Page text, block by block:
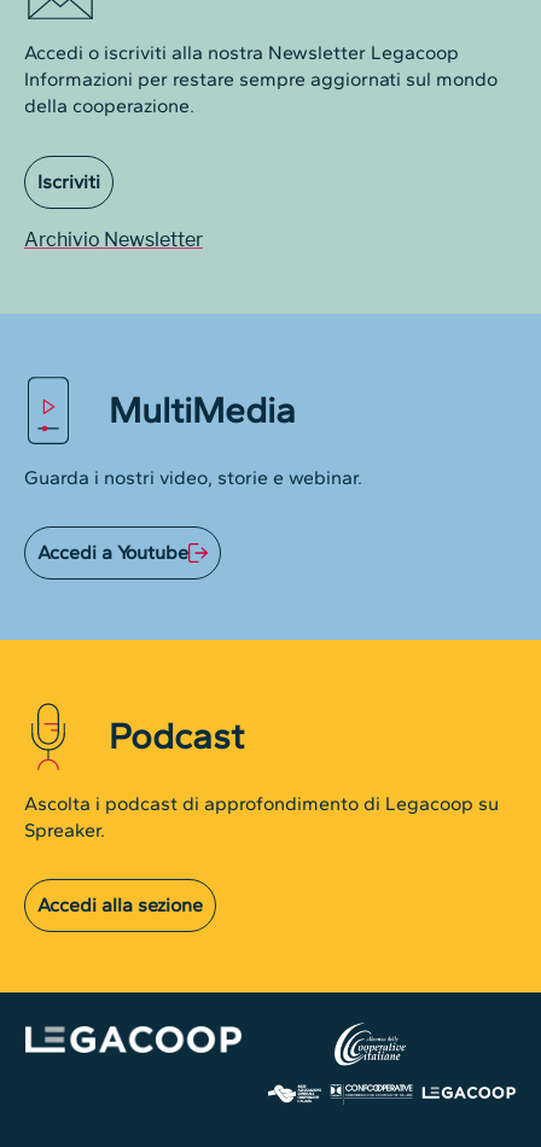
Accedi o iscriviti alla nostra Newsletter Legacoop
Informazioni per restare sempre aggiornati sul mondo
della cooperazione.
Iscriviti
Archivio Newsletter
MultiMedia
Guarda i nostri video, storie e webinar.
Accedi a Youtube
Podcast
Ascolta i podcast di approfondimento di Legacoop su
Spreaker.
Accedi alla sezione